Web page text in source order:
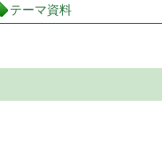
テーマ資料